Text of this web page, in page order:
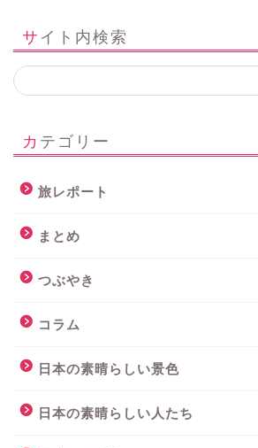
サイト内検索
カテゴリー
旅レポート
まとめ
つぶやき
コラム
日本の素晴らしい景色
日本の素晴らしい人たち